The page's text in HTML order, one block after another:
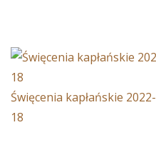
Święcenia kapłańskie 2022-
18